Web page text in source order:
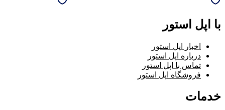
با اپل استور
اخبار اپل استور
درباره اپل استور
تماس با اپل استور
فروشگاه اپل استور
خدمات